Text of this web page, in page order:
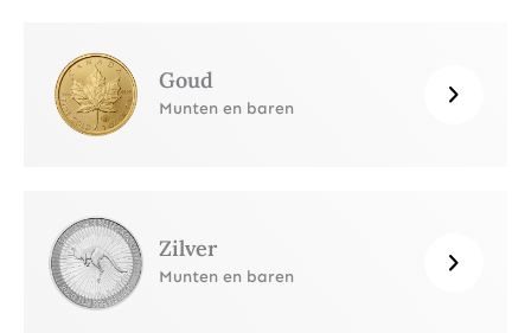
Goud
Munten en baren
Zilver
Munten en baren